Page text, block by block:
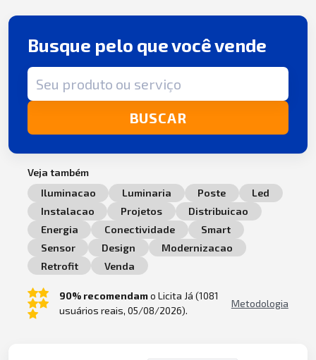
Busque pelo que você vende
Termo de busca
BUSCAR
Veja também
Iluminacao
Luminaria Poste
Led
Instalacao
Projetos
Distribuicao
Energia
Conectividade
Smart
Sensor
Design
Modernizacao
Retrofit
Venda
90% recomendamo Licita Já (1081
usuários reais, 05/08/2026).
Metodologia